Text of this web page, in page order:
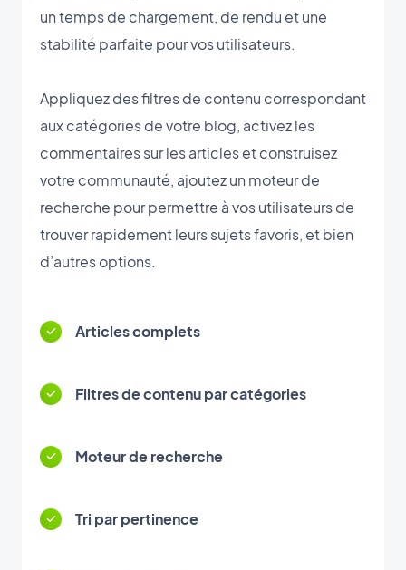
un temps de chargement, de rendu et une
stabilité parfaite pour vos utilisateurs.
Appliquez des filtres de contenu correspondant
aux catégories de votre blog, activez les
commentaires sur les articles et construisez
votre communauté, ajoutez un moteur de
recherche pour permettre à vos utilisateurs de
trouver rapidement leurs sujets favoris, et bien
d’autres options.
Articles complets
Filtres de contenu par catégories
Moteur de recherche
Tri par pertinence